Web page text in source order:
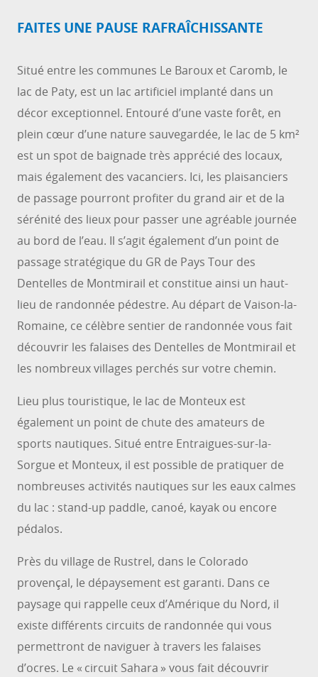
FAITES UNE PAUSE RAFRAÎCHISSANTE
Situé entre les communes Le Baroux et Caromb, le
lac de Paty, est un lac artificiel implanté dans un
décor exceptionnel. Entouré d’une vaste forêt, en
plein cœur d’une nature sauvegardée, le lac de 5 km²
est un spot de baignade très apprécié des locaux,
mais également des vacanciers. Ici, les plaisanciers
de passage pourront profiter du grand air et de la
sérénité des lieux pour passer une agréable journée
au bord de l’eau. Il s’agit également d’un point de
passage stratégique du GR de Pays Tour des
Dentelles de Montmirail et constitue ainsi un haut-
lieu de randonnée pédestre. Au départ de Vaison-la-
Romaine, ce célèbre sentier de randonnée vous fait
découvrir les falaises des Dentelles de Montmirail et
les nombreux villages perchés sur votre chemin.
Lieu plus touristique, le lac de Monteux est
également un point de chute des amateurs de
sports nautiques. Situé entre Entraigues-sur-la-
Sorgue et Monteux, il est possible de pratiquer de
nombreuses activités nautiques sur les eaux calmes
du lac : stand-up paddle, canoé, kayak ou encore
pédalos.
Près du village de Rustrel, dans le Colorado
provençal, le dépaysement est garanti. Dans ce
paysage qui rappelle ceux d’Amérique du Nord, il
existe différents circuits de randonnée qui vous
permettront de naviguer à travers les falaises
d’ocres. Le « circuit Sahara » vous fait découvrir